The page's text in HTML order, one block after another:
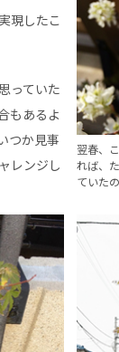
翌春、
れば、
ていた
現したこ
っていた
もあるよ
つか見事
レンジし